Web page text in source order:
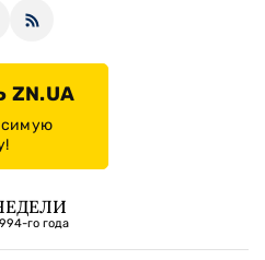
го года